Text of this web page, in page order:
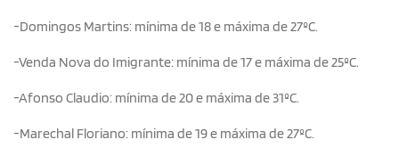
-Domingos Martins: mínima de 18 e máxima de 27ºC.
-Venda Nova do Imigrante: mínima de 17 e máxima de 25ºC.
-Afonso Claudio: mínima de 20 e máxima de 31ºC.
-Marechal Floriano: mínima de 19 e máxima de 27ºC.